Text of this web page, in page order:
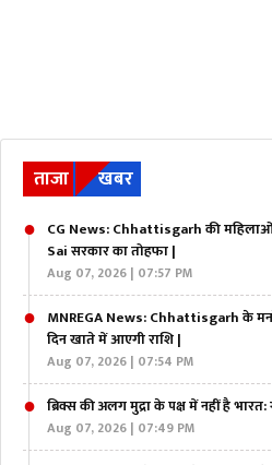
ताजा खबर
CG News: Chhattisgarh की
Sai सरकार का तोहफा |
Aug 07, 2026 | 07:57 PM
MNREGA News: Chhattisgarh के
दिन खाते में आएगी राशि |
Aug 07, 2026 | 07:54 PM
ब्रिक्स की अलग मुद्रा के पक्ष में नहीं है
Aug 07, 2026 | 07:49 PM